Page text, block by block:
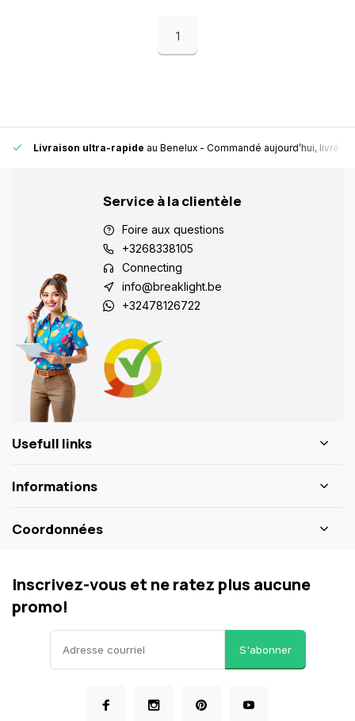
1
Livraison ultra-rapide au Benelux - Commandé aujourd’hui, livré
Service à la clientèle
Foire aux questions
+3268338105
Connecting
info@breaklight.be
+32478126722
Usefull links
Informations
Coordonnées
Inscrivez-vous et ne ratez plus aucune
promo!
S'abonner